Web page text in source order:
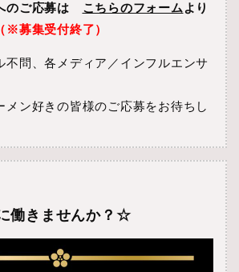
のご応募は こちらのフォーム より
（※募集受付終了）
不問、各メディア／インフルエンサ
メン好きの皆様のご応募をお待ちし
働きませんか？☆